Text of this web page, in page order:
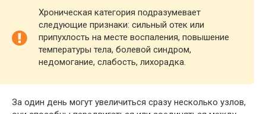
Хроническая категория подразумевает
следующие признаки: сильный отек или
припухлость на месте воспаления, повышение
температуры тела, болевой синдром,
недомогание, слабость, лихорадка.
За один день могут увеличиться сразу несколько узлов,